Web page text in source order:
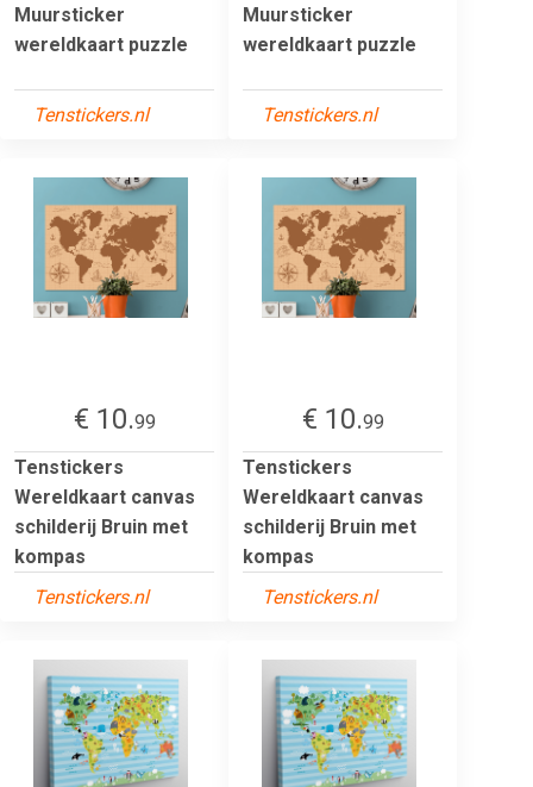
Muursticker
wereldkaart puzzle
Tenstickers.nl
Muursticker
wereldkaart puzzle
Tenstickers.nl
€ 10.99
Tenstickers
Wereldkaart canvas
schilderij Bruin met
kompas
Tenstickers.nl
€ 10.99
Tenstickers
Wereldkaart canvas
schilderij Bruin met
kompas
Tenstickers.nl